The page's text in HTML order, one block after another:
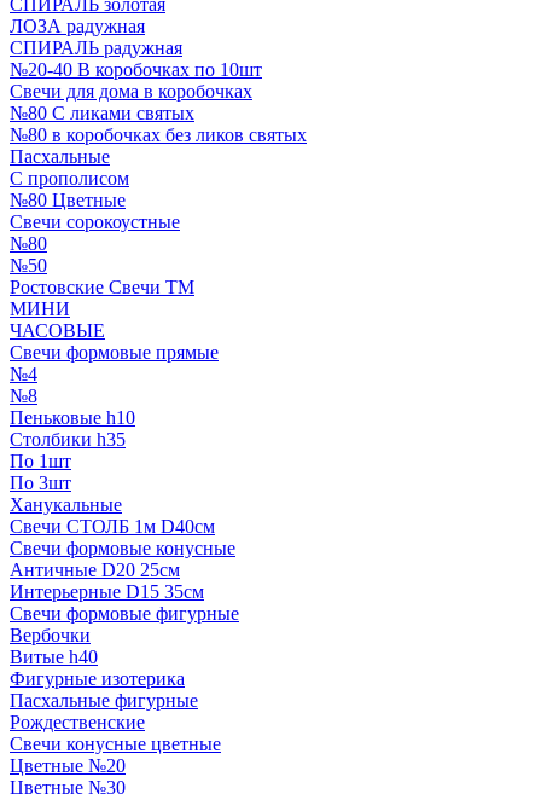
СПИРАЛЬ золотая
ЛОЗА радужная
СПИРАЛЬ радужная
№20-40 В коробочках по 10шт
Свечи для дома в коробочках
№80 С ликами святых
№80 в коробочках без ликов святых
Пасхальные
С прополисом
№80 Цветные
Свечи сорокоустные
№80
№50
Ростовские Свечи ТМ
МИНИ
ЧАСОВЫЕ
Свечи формовые прямые
№4
№8
Пеньковые h10
Столбики h35
По 1шт
По 3шт
Ханукальные
Свечи СТОЛБ 1м D40см
Свечи формовые конусные
Античные D20 25см
Интерьерные D15 35см
Свечи формовые фигурные
Вербочки
Витые h40
Фигурные изотерика
Пасхальные фигурные
Рождественские
Свечи конусные цветные
Цветные №20
Цветные №30